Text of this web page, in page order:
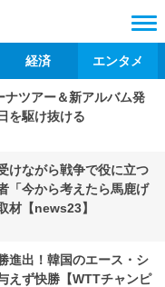
経済 エンタメ
ナツアー＆新アルバム発
を駆け抜ける
けながら戦争で役に立つ
今から考えたら馬鹿げ
材【news23】
進出！韓国のエース・シ
えず快勝【WTTチャンピ